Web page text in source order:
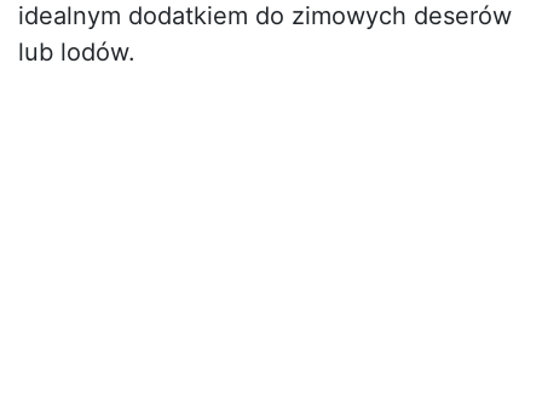
idealnym dodatkiem do zimowych deserów
lub lodów.